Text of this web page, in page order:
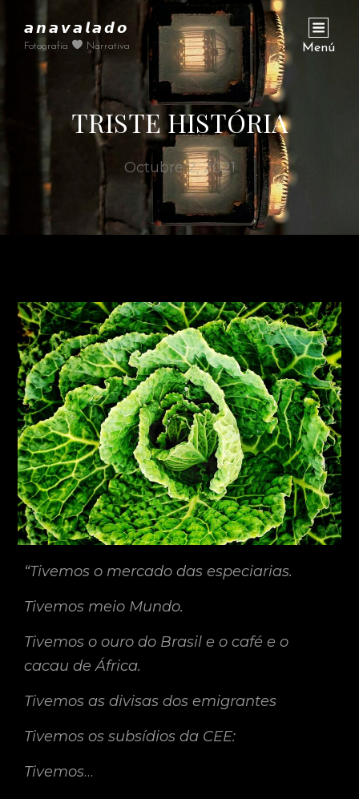
𝙖𝙣𝙖𝙫𝙖𝙡𝙖𝙙𝙤
Fotografía Narrativa Menú
TRISTE HISTÓRIA
Octubre 2, 2021
“Tivemos o mercado das especiarias.
Tivemos meio Mundo.
Tivemos o ouro do Brasil e o café e o
cacau de África.
Tivemos as divisas dos emigrantes
Tivemos os subsídios da CEE:
Tivemos…